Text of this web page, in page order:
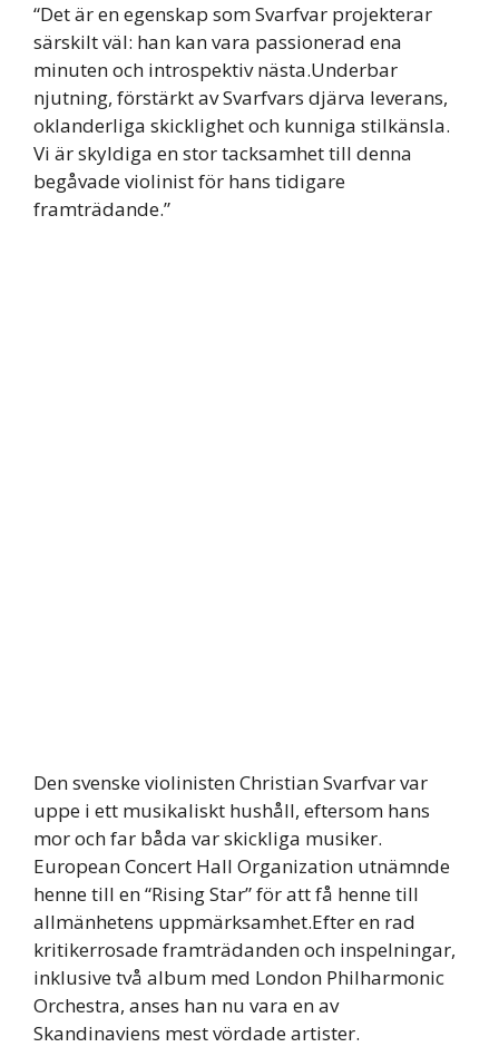
“Det är en egenskap som Svarfvar projekterar
särskilt väl: han kan vara passionerad ena
minuten och introspektiv nästa.Underbar
njutning, förstärkt av Svarfvars djärva leverans,
oklanderliga skicklighet och kunniga stilkänsla.
Vi är skyldiga en stor tacksamhet till denna
begåvade violinist för hans tidigare
framträdande.”
Den svenske violinisten Christian Svarfvar var
uppe i ett musikaliskt hushåll, eftersom hans
mor och far båda var skickliga musiker.
European Concert Hall Organization utnämnde
henne till en “Rising Star” för att få henne till
allmänhetens uppmärksamhet.Efter en rad
kritikerrosade framträdanden och inspelningar,
inklusive två album med London Philharmonic
Orchestra, anses han nu vara en av
Skandinaviens mest vördade artister.